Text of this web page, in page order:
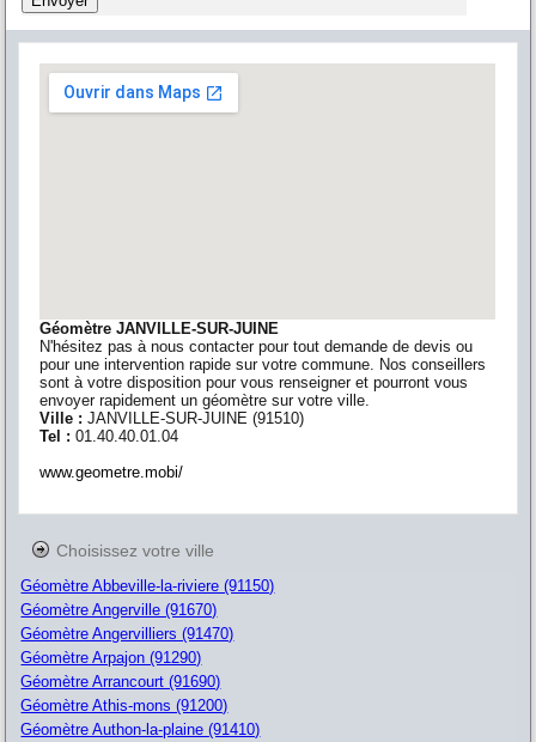
Géomètre JANVILLE-SUR-JUINE
N'hésitez pas à nous contacter pour tout demande de devis ou
pour une intervention rapide sur votre commune. Nos conseillers
sont à votre disposition pour vous renseigner et pourront vous
envoyer rapidement un géomètre sur votre ville.
Ville :JANVILLE-SUR-JUINE (91510)
Tel :01.40.40.01.04
www.geometre.mobi/
Choisissez votre ville
Géomètre Abbeville-la-riviere (91150)
Géomètre Angerville (91670)
Géomètre Angervilliers (91470)
Géomètre Arpajon (91290)
Géomètre Arrancourt (91690)
Géomètre Athis-mons (91200)
Géomètre Authon-la-plaine (91410)